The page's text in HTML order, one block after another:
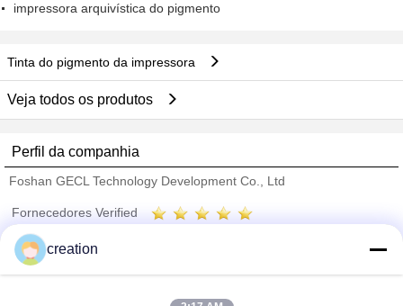
impressora arquivística do pigmento
Tinta do pigmento da impressora
Veja todos os produtos
Perfil da companhia
Foshan GECL Technology Development Co., Ltd
Fornecedores Verified
Trust Seal
creation